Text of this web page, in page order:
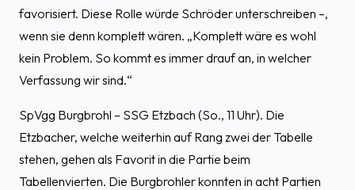
favorisiert. Diese Rolle würde Schröder unterschreiben –,
wenn sie denn komplett wären. „Komplett wäre es wohl
kein Problem. So kommt es immer drauf an, in welcher
Verfassung wir sind.“
SpVgg Burgbrohl – SSG Etzbach (So., 11 Uhr). Die
Etzbacher, welche weiterhin auf Rang zwei der Tabelle
stehen, gehen als Favorit in die Partie beim
Tabellenvierten. Die Burgbrohler konnten in acht Partien